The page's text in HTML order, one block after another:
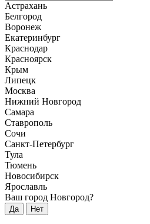
Астрахань
Белгород
Воронеж
Екатеринбург
Краснодар
Красноярск
Крым
Липецк
Москва
Нижний Новгород
Самара
Ставрополь
Сочи
Санкт-Петербург
Тула
Тюмень
Новосибирск
Ярославль
Ваш город Новгород?
Да Нет